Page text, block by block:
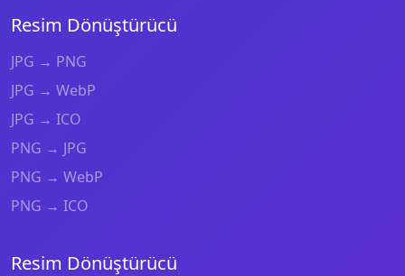
Resim Dönüştürücü
JPG → PNG
JPG → WebP
JPG → ICO
PNG → JPG
PNG → WebP
PNG → ICO
Resim Dönüştürücü